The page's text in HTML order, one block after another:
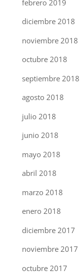
febrero 2019
diciembre 2018
noviembre 2018
octubre 2018
septiembre 2018
agosto 2018
julio 2018
junio 2018
mayo 2018
abril 2018
marzo 2018
enero 2018
diciembre 2017
noviembre 2017
octubre 2017